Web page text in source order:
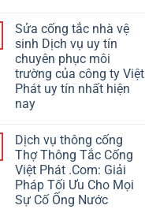
Sửa cống tắc nhà vệ
sinh Dịch vụ uy tín
chuyên phục môi
trường của công ty Việt
Phát uy tín nhất hiện
nay
Dịch vụ thông cống
Thợ Thông Tắc Cống
Việt Phát .Com: Giải
Pháp Tối Ưu Cho Mọi
Sự Cố Ống Nước